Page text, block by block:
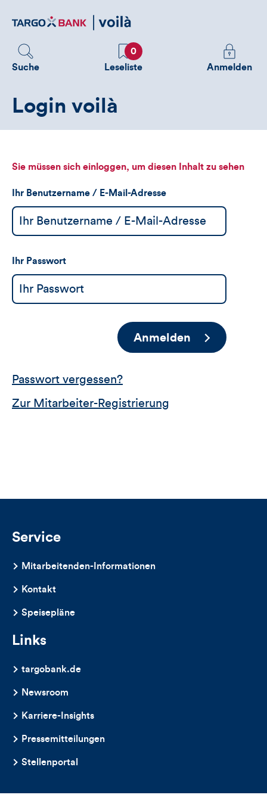
zum
Suche
Favoriten
0
Leseliste
Melden
Sie
sehen
Anmelden
Login voilà
Sie müssen sich einloggen, um diesen Inhalt zu sehen
Ihr Benutzername / E-Mail-Adresse
Ihr Passwort
Anmelden
Passwort vergessen?
Zur Mitarbeiter-Registrierung
Service
Mitarbeitenden-Informationen
Kontakt
Speisepläne
Links
targobank.de
Newsroom
Karriere-Insights
Pressemitteilungen
Stellenportal